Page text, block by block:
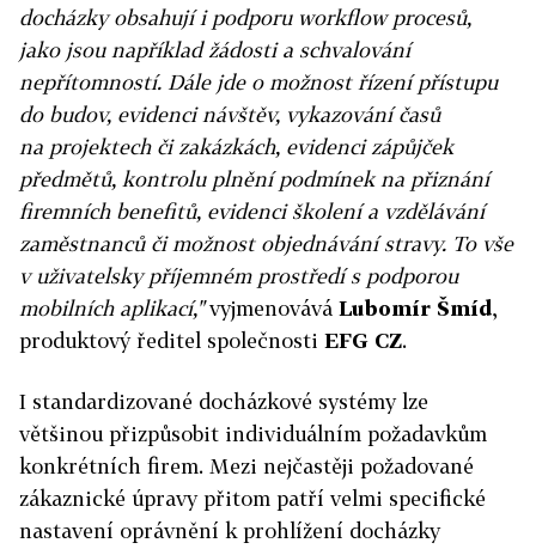
docházky obsahují i podporu workflow procesů,
jako jsou například žádosti a schvalování
nepřítomností. Dále jde o možnost řízení přístupu
do budov, evidenci návštěv, vykazování časů
na projektech či zakázkách, evidenci zápůjček
předmětů, kontrolu plnění podmínek na přiznání
firemních benefitů, evidenci školení a vzdělávání
zaměstnanců či možnost objednávání stravy. To vše
v uživatelsky příjemném prostředí s podporou
mobilních aplikací,"vyjmenovává Lubomír Šmíd,
produktový ředitel společnosti EFG CZ.
I standardizované docházkové systémy lze
většinou přizpůsobit individuálním požadavkům
konkrétních firem. Mezi nejčastěji požadované
zákaznické úpravy přitom patří velmi specifické
nastavení oprávnění k prohlížení docházky